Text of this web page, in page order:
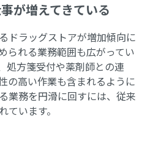
が増えてきている
ドラッグストアが増加傾向に
られる業務範囲も広がってい
処方箋受付や薬剤師との連
の高い作業も含まれるように
業務を円滑に回すには、従来
ています。